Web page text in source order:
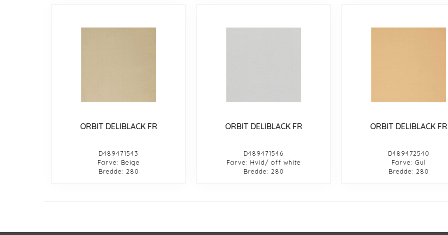
ORBIT DELIBLACK FR
D489471543
Farve: Beige
Bredde: 280
ORBIT DELIBLACK FR
D489471546
Farve: Hvid/ off white
Bredde: 280
ORBIT DELIBLACK FR
D489472540
Farve: Gul
Bredde: 280